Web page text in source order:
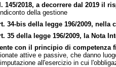
145/2018, a decorrere dal 2019 il
della gestione
34-bis della legge 196/2009,
35 della legge 196/2009, la Nota
con il principio di competenza
attive e passive, che danno
all'esercizio in cui